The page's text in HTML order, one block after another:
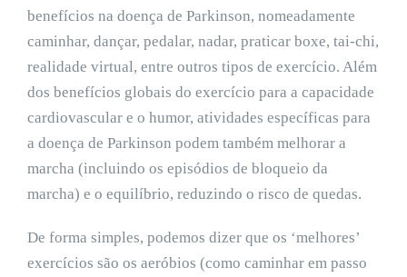
benefícios na doença de Parkinson, nomeadamente
caminhar, dançar, pedalar, nadar, praticar boxe, tai-chi,
realidade virtual, entre outros tipos de exercício. Além
dos benefícios globais do exercício para a capacidade
cardiovascular e o humor, atividades específicas para
a doença de Parkinson podem também melhorar a
marcha (incluindo os episódios de bloqueio da
marcha) e o equilíbrio, reduzindo o risco de quedas.
De forma simples, podemos dizer que os ‘melhores’
exercícios são os aeróbios (como caminhar em passo